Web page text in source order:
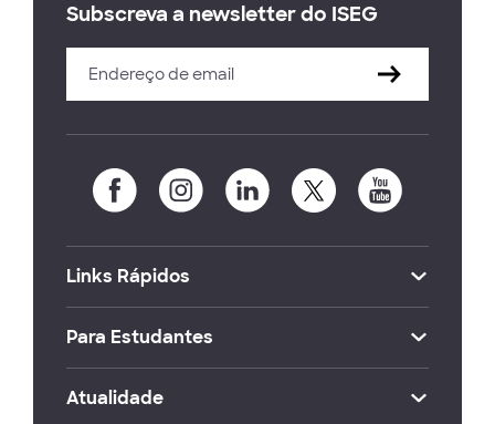
Subscreva a newsletter do ISEG
Links Rápidos
Para Estudantes
Atualidade